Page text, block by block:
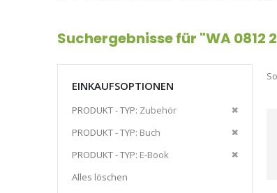
Suchergebnisse für "WA 0812
EINKAUFSOPTIONEN
PRODUKT - TYP Zubehör
Diesen
PRODUKT - TYP Buch
Diesen
PRODUKT - TYP E-Book
Diesen
Alles löschen